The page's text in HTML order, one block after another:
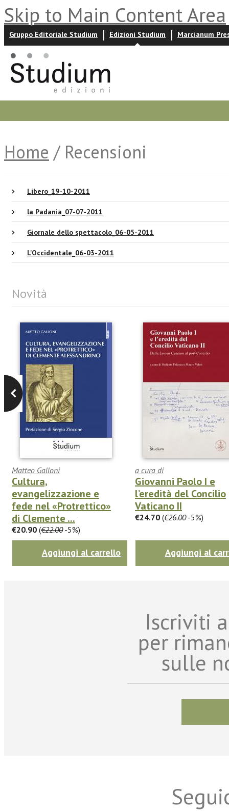
Skip to Main Content Area
Gruppo Editoriale Studium Edizioni Studium Marcianum
Home / Recensioni
Libero_19-10-2011
la Padania_07-07-2011
Giornale dello spettacolo_06-05-2011
L'Occidentale_06-03-2011
Novità
Matteo Galloni
Cultura,
evangelizzazione e
fede nel «Protrettico»
di Clemente ...
€20.90 (€22.00-5%)
Aggiungi al carrello
a cura di
Giovanni Paolo I e
l’eredità del Concilio
Vaticano II
€24.70 (€26.00-5%)
Aggiungi al
Iscriviti
per
sulle